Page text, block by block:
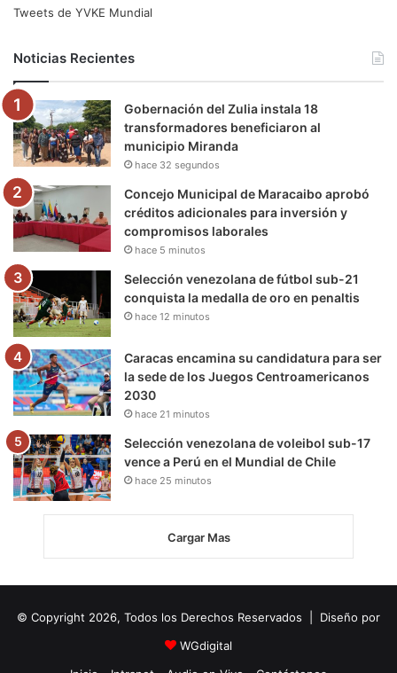
e
o
o
k
t
e
r
b
e
g
r
a
m
r
a
k
Tweets de YVKE Mundial
Noticias Recientes
Gobernación del Zulia instala 18
transformadores beneficiaron al
municipio Miranda
hace 32 segundos
Concejo Municipal de Maracaibo aprobó
créditos adicionales para inversión y
compromisos laborales
hace 5 minutos
Selección venezolana de fútbol sub-21
conquista la medalla de oro en penaltis
hace 12 minutos
Caracas encamina su candidatura para ser
la sede de los Juegos Centroamericanos
2030
hace 21 minutos
Selección venezolana de voleibol sub-17
vence a Perú en el Mundial de Chile
hace 25 minutos
Cargar Mas
© Copyright 2026, Todos los Derechos Reservados | Diseño por
WGdigital